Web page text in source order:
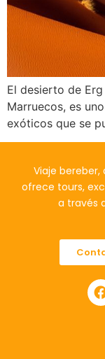
El desierto de
Marruecos, es
exóticos que se
Viaje
ofrece tours,
a través